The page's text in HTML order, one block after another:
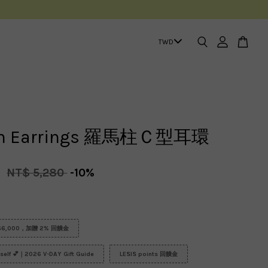
Earrings 羅馬柱Ｃ型耳環
NT$ 5,280 -10%
，加贈 2% 回饋金
💕｜2026 V-DAY Gift Guide LESIS points 回饋金